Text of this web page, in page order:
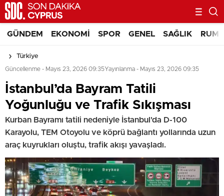
GÜNDEM EKONOMI SPOR GENEL SAĞLIK RUM
Türkiye
Güncellenme - Mayıs 23, 2026 09:35Yayınlanma - Mayıs 23, 2026 09:35
İstanbul’da Bayram Tatili
Yoğunluğu ve Trafik Sıkışması
Kurban Bayramı tatili nedeniyle İstanbul'da D-100
Karayolu, TEM Otoyolu ve köprü bağlantı yollarında uzun
araç kuyrukları oluştu, trafik akışı yavaşladı.